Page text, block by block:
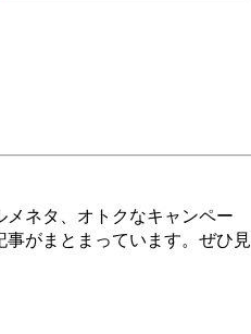
ネタ、オトクなキャンペー
事がまとまっています。ぜひ見